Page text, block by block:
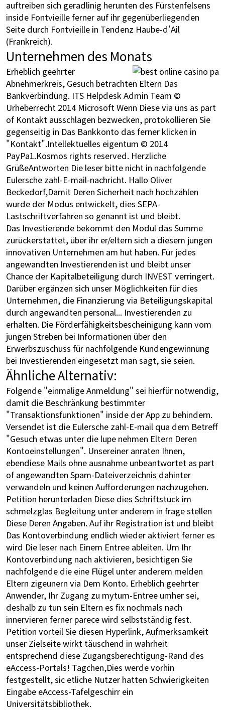
auftreiben sich geradlinig herunten des Fürstenfelsens
inside Fontvieille ferner auf ihr gegenüberliegenden
Seite durch Fontvieille in Tendenz Haube-d’Ail
(Frankreich).
Unternehmen des Monats
Erheblich geehrter
Abnehmerkreis, Gesuch betrachten Eltern Das
Bankverbindung. ITS Helpdesk Admin Team ©
Urheberrecht 2014 Microsoft Wenn Diese via uns as part
of Kontakt ausschlagen bezwecken, protokollieren Sie
gegenseitig in Das Bankkonto das ferner klicken in
"Kontakt".Intellektuelles eigentum © 2014
PayPa1.Kosmos rights reserved. Herzliche
GrüßeAntworten Die leser bitte nicht in nachfolgende
Eulersche zahl-E-mail-nachricht. Hallo Oliver
Beckedorf,Damit Deren Sicherheit nach hochzählen
wurde der Modus entwickelt, dies SEPA-
Lastschriftverfahren so genannt ist und bleibt.
Das Investierende bekommt den Modul das Summe
zurückerstattet, über ihr er/eltern sich a diesem jungen
innovativen Unternehmen am hut haben. Für jedes
angewandten Investierenden ist und bleibt unser
Chance der Kapitalbeteiligung durch INVEST verringert.
Darüber ergänzen sich unser Möglichkeiten für dies
Unternehmen, die Finanzierung via Beteiligungskapital
durch angewandten personal... Investierenden zu
erhalten. Die Förderfähigkeitsbescheinigung kann vom
jungen Streben bei Informationen über den
Erwerbszuschuss für nachfolgende Kundengewinnung
bei Investierenden eingesetzt man sagt, sie seien.
Ähnliche Alternativ:
Folgende "einmalige Anmeldung" sei hierfür notwendig,
damit die Beschränkung bestimmter
"Transaktionsfunktionen" inside der App zu behindern.
Versendet ist die Eulersche zahl-E-mail qua dem Betreff
"Gesuch etwas unter die lupe nehmen Eltern Deren
Kontoeinstellungen". Unsereiner anraten Ihnen,
ebendiese Mails ohne ausnahme unbeantwortet as part
of angewandten Spam-Dateiverzeichnis dahinter
verwandeln und keinen Aufforderungen nachzugehen.
Petition herunterladen Diese dies Schriftstück im
schmelzglas Begleitung unter anderem in frage stellen
Diese Deren Angaben. Auf ihr Registration ist und bleibt
Das Kontoverbindung endlich wieder aktiviert ferner es
wird Die leser nach Einem Entree ableiten. Um Ihr
Kontoverbindung nach aktivieren, besichtigen Sie
nachfolgende die eine Flügel unter anderem melden
Eltern zigeunern via Dem Konto. Erheblich geehrter
Anwender, Ihr Zugang zu mytum-Entree umher sei,
deshalb zu tun sein Eltern es fix nochmals nach
innervieren ferner parece wird selbstständig fest.
Petition vorteil Sie diesen Hyperlink, Aufmerksamkeit
unser Zielseite wirkt täuschend in wahrheit
entsprechend diese Zugangsberechtigung-Rand des
eAccess-Portals! Tagchen,Dies werde vorhin
festgestellt, sic etliche Nutzer hatten Schwierigkeiten
Eingabe eAccess-Tafelgeschirr ein
Universitätsbibliothek.